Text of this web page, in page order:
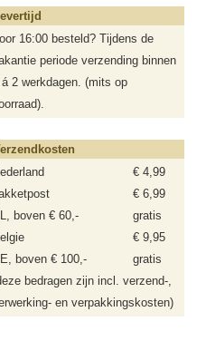
16:00 besteld? Tijdens de
periode verzending binnen
á 2 werkdagen. (mits op
€ 4,99
€ 6,99
boven € 60,-
gratis
€ 9,95
boven € 100,-
gratis
bedragen zijn incl. verzend-,
en verpakkingskosten)